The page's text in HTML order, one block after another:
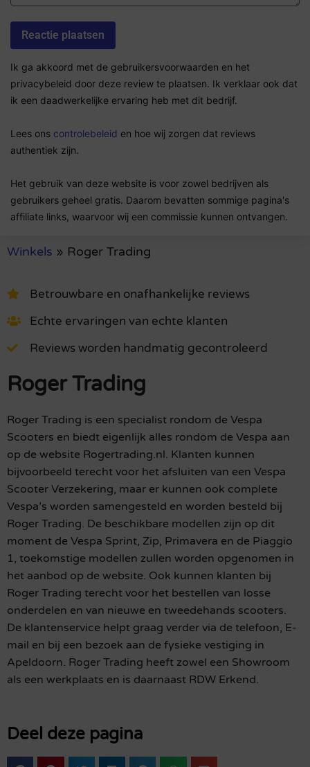
Ik ga akkoord met de gebruikersvoorwaarden en het
privacybeleid door deze review te plaatsen. Ik verklaar ook dat
ik een daadwerkelijke ervaring heb met dit bedrijf.
Lees ons controlebeleid en hoe wij zorgen dat reviews
authentiek zijn.
Het gebruik van deze website is voor zowel bedrijven als
gebruikers geheel gratis. Daarom bevatten sommige pagina's
affiliate links, waarvoor wij een commissie kunnen ontvangen.
Winkels » Roger Trading
Betrouwbare en onafhankelijke reviews
Echte ervaringen van echte klanten
Reviews worden handmatig gecontroleerd
Roger Trading
Roger Trading is een specialist rondom de Vespa
Scooters en biedt eigenlijk alles rondom de Vespa aan
op de website Rogertrading.nl. Klanten kunnen
bijvoorbeeld terecht voor het afsluiten van een Vespa
Scooter Verzekering, maar er kunnen ook complete
Vespa’s worden samengesteld en worden besteld bij
Roger Trading. De beschikbare modellen zijn op dit
moment de Vespa Sprint, Zip, Primavera en de Piaggio
1, toekomstige modellen zullen worden opgenomen in
het aanbod op de website. Ook kunnen klanten bij
Roger Trading terecht voor het bestellen van losse
onderdelen en van nieuwe en tweedehands scooters.
De klantenservice helpt graag verder via de telefoon, E-
mail en bij een bezoek aan de fysieke vestiging in
Apeldoorn. Roger Trading heeft zowel een Showroom
als een werkplaats en is daarnaast RDW Erkend.
Deel deze pagina